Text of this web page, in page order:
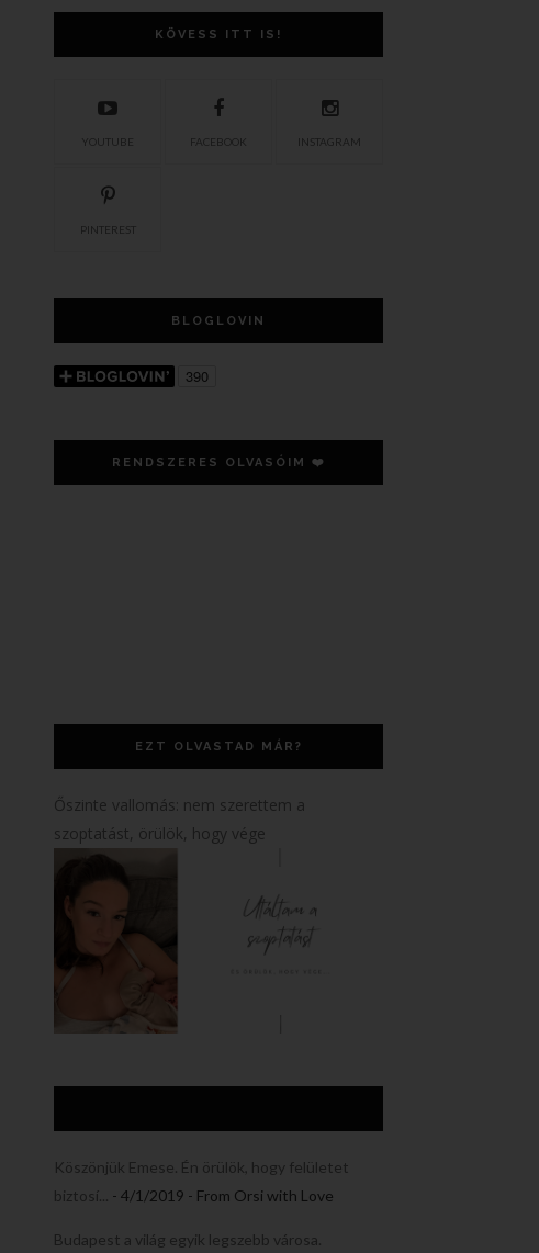
KÖVESS ITT IS!
YOUTUBE FACEBOOK INSTAGRAM
PINTEREST
BLOGLOVIN
RENDSZERES OLVASÓIM ❤️
EZT OLVASTAD MÁR?
Őszinte vallomás: nem szerettem a
szoptatást, örülök, hogy vége
Köszönjük Emese. Én örülök, hogy felületet
biztosí...
- 4/1/2019 - From Orsi with Love
Budapest a világ egyik legszebb városa.